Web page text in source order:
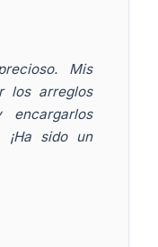
Mis
los arreglos
¡Ha sido un